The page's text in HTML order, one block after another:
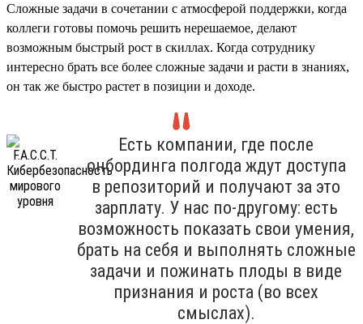
Сложные задачи в сочетании с атмосферой поддержки, когда
коллеги готовы помочь решить нерешаемое, делают
возможным быстрый рост в скиллах. Когда сотруднику
интересно брать все более сложные задачи и расти в знаниях,
он так же быстро растет в позиции и доходе.
Есть компании, где после
онбординга полгода ждут доступа
в репозиторий и получают за это
зарплату. У нас по-другому: есть
возможность показать свои умения,
брать на себя и выполнять сложные
задачи и пожинать плоды в виде
признания и роста (во всех
смыслах).